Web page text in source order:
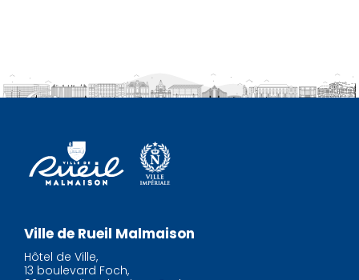
Ville de Rueil Malmaison
Hôtel de Ville,
13 boulevard Foch,